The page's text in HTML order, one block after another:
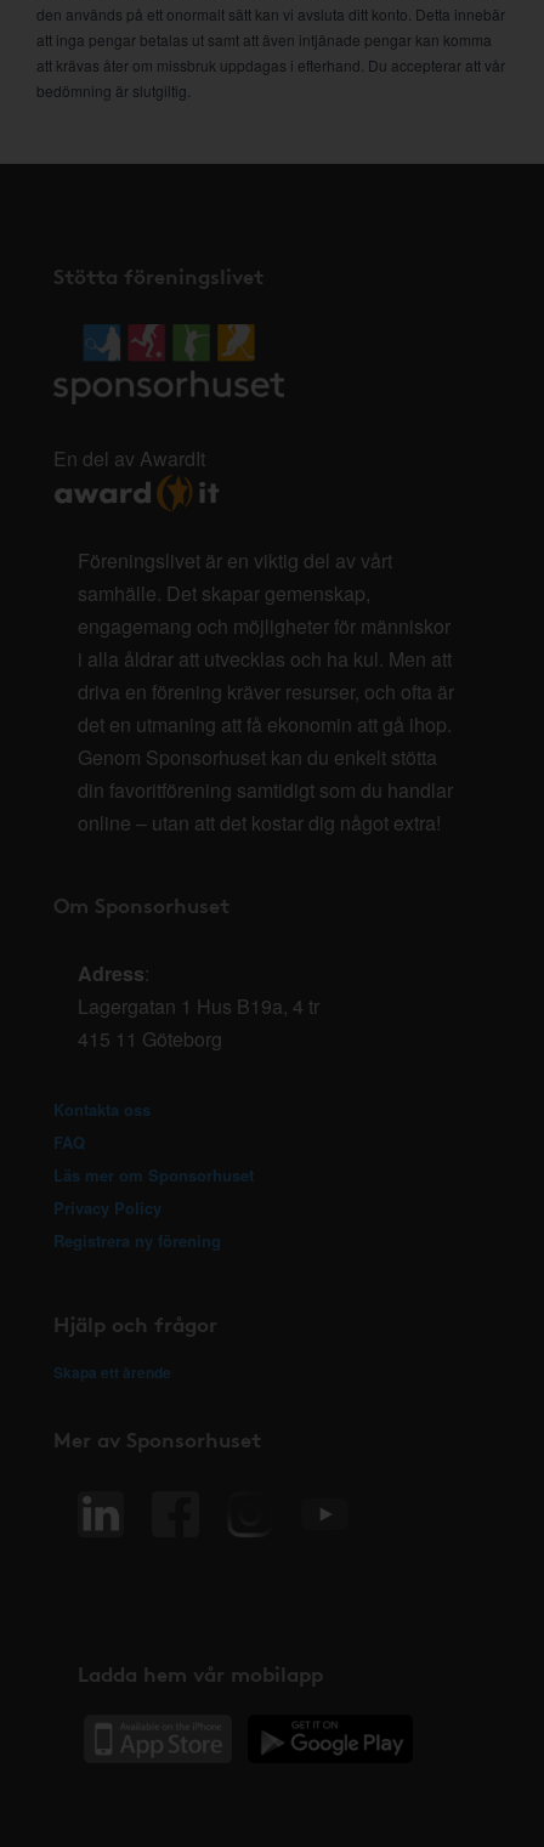
den används på ett onormalt sätt kan vi avsluta ditt konto. Detta innebär
att inga pengar betalas ut samt att även intjänade pengar kan komma
att krävas åter om missbruk uppdagas i efterhand. Du accepterar att vår
bedömning är slutgiltig.
Stötta föreningslivet
En del av AwardIt
Föreningslivet är en viktig del av vårt
samhälle. Det skapar gemenskap,
engagemang och möjligheter för människor
i alla åldrar att utvecklas och ha kul. Men att
driva en förening kräver resurser, och ofta är
det en utmaning att få ekonomin att gå ihop.
Genom Sponsorhuset kan du enkelt stötta
din favoritförening samtidigt som du handlar
online – utan att det kostar dig något extra!
Om Sponsorhuset
Adress:
Lagergatan 1 Hus B19a, 4 tr
415 11 Göteborg
Kontakta oss
FAQ
Läs mer om Sponsorhuset
Privacy Policy
Registrera ny förening
Hjälp och frågor
Skapa ett ärende
Mer av Sponsorhuset
Ladda hem vår mobilapp